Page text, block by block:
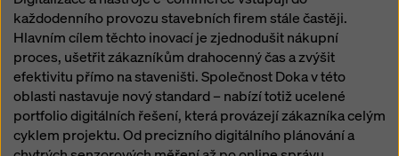
každodenního provozu stavebních firem stále častěji.
Hlavním cílem těchto inovací je zjednodušit nákupní
proces, ušetřit zákazníkům drahocenný čas a zvýšit
efektivitu přímo na staveništi. Společnost Doka v této
oblasti nastavuje nový standard – nabízí totiž ucelené
portfolio digitálních řešení, která provázejí zákazníka celým
cyklem projektu. Od precizního digitálního plánování a